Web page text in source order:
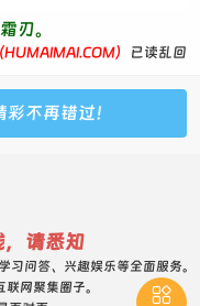
刃。
） 已读乱回
不再错过！

，请悉知
习问答、兴趣娱乐等全面服务。
网聚集圈子。